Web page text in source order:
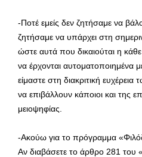
-Ποτέ εμείς δεν ζητήσαμε να
ζητήσαμε να υπάρχει στη
ώστε αυτά που δικαιούται η
να έρχονται αυτοματοποιημένα
είμαστε στη διακριτική
να επιβάλλουν κάποιοι και της
μειοψηφίας.
-Ακούω για το πρόγραμμα
Αν διαβάσετε το άρθρο 281 του